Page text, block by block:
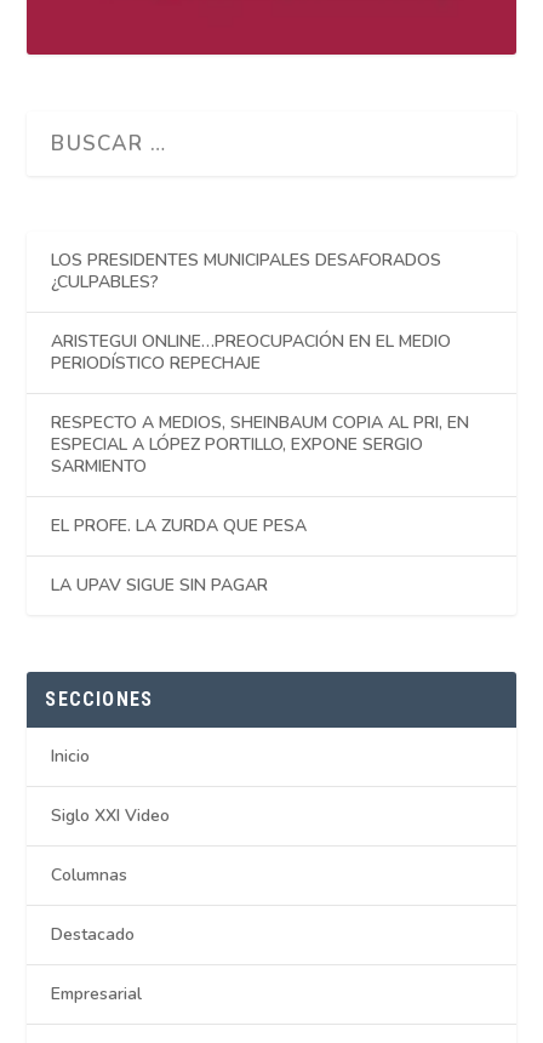
LOS PRESIDENTES MUNICIPALES DESAFORADOS
¿CULPABLES?
ARISTEGUI ONLINE…PREOCUPACIÓN EN EL MEDIO
PERIODÍSTICO REPECHAJE
RESPECTO A MEDIOS, SHEINBAUM COPIA AL PRI, EN
ESPECIAL A LÓPEZ PORTILLO, EXPONE SERGIO
SARMIENTO
EL PROFE. LA ZURDA QUE PESA
LA UPAV SIGUE SIN PAGAR
SECCIONES
Inicio
Siglo XXI Video
Columnas
Destacado
Empresarial